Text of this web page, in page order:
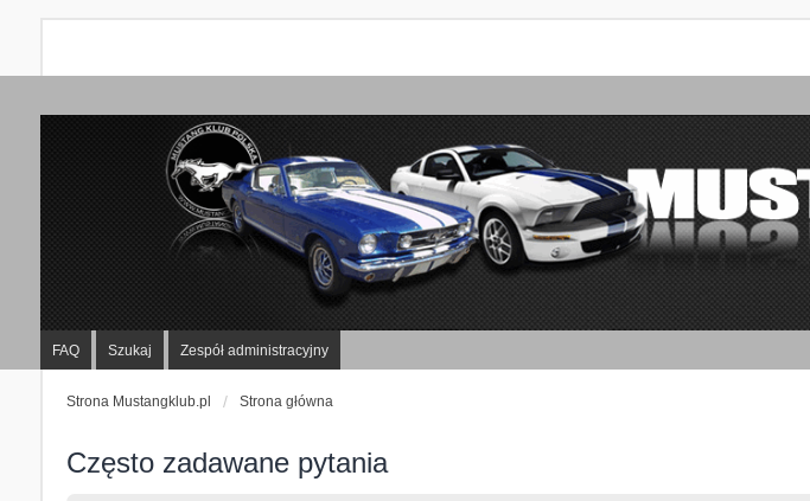
FAQ Szukaj Zespół administracyjny
Strona Mustangklub.pl Strona główna
Często zadawane pytania